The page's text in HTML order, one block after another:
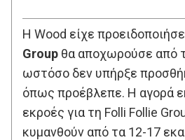
Η Wood είχε
Group θα αποχωρούσε από
ωστόσο δεν υπήρξε
όπως προέβλεπε. Η αγορά
εκροές για τη Folli Follie
κυμανθούν από τα 12-17